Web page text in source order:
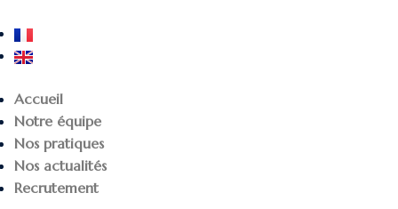
Accueil
Notre équipe
Nos pratiques
Nos actualités
Recrutement